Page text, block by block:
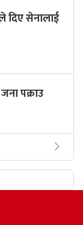
दिए सेनालाई
पक्राउ